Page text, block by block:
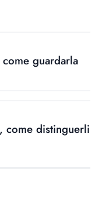
guardarla
come distinguerli